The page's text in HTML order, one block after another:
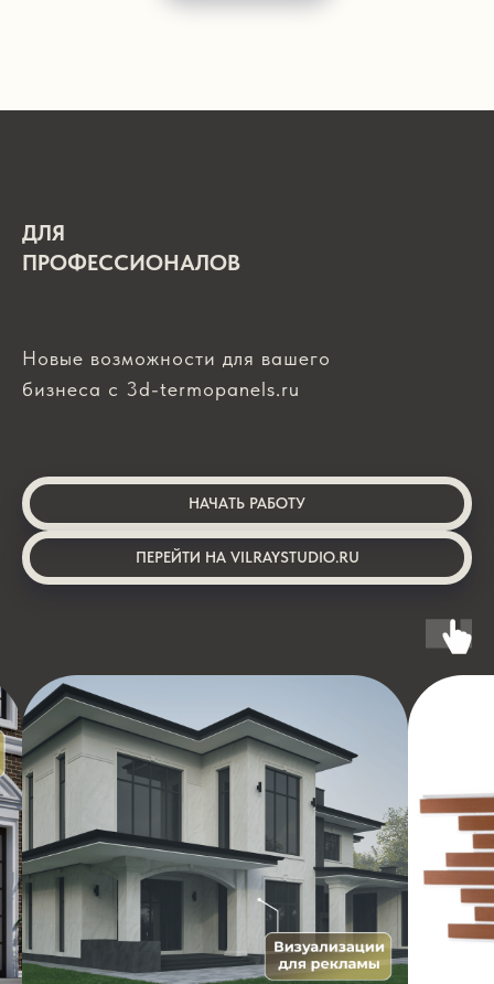
ДЛЯ
ПРОФЕССИОНАЛОВ
Новые возможности для вашего
бизнеса с 3d-termopanels.ru
НАЧАТЬ РАБОТУ
ПЕРЕЙТИ НА VILRAYSTUDIO.RU